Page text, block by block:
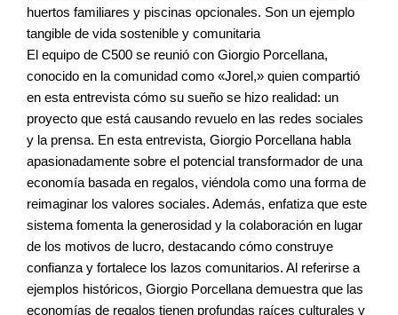
huertos familiares y piscinas opcionales. Son un ejemplo
tangible de vida sostenible y comunitaria
El equipo de C500 se reunió con Giorgio Porcellana,
conocido en la comunidad como «Jorel,» quien compartió
en esta entrevista cómo su sueño se hizo realidad: un
proyecto que está causando revuelo en las redes sociales
y la prensa. En esta entrevista, Giorgio Porcellana habla
apasionadamente sobre el potencial transformador de una
economía basada en regalos, viéndola como una forma de
reimaginar los valores sociales. Además, enfatiza que este
sistema fomenta la generosidad y la colaboración en lugar
de los motivos de lucro, destacando cómo construye
confianza y fortalece los lazos comunitarios. Al referirse a
ejemplos históricos, Giorgio Porcellana demuestra que las
economías de regalos tienen profundas raíces culturales y